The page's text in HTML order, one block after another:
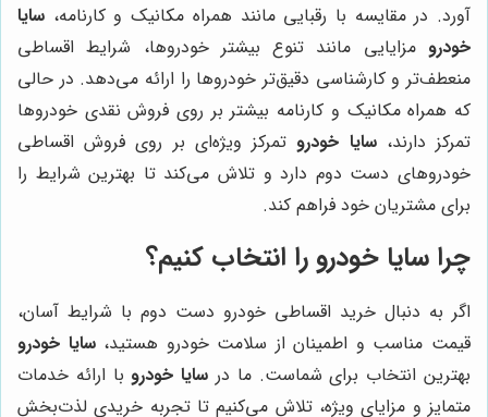
آورد. در مقایسه با رقبایی مانند همراه مکانیک و کارنامه، سایا
خودرو مزایایی مانند تنوع بیشتر خودروها، شرایط اقساطی
منعطف‌تر و کارشناسی دقیق‌تر خودروها را ارائه می‌دهد. در حالی
که همراه مکانیک و کارنامه بیشتر بر روی فروش نقدی خودروها
تمرکز دارند،سایا خودرو تمرکز ویژه‌ای بر روی فروش اقساطی
خودروهای دست دوم دارد و تلاش می‌کند تا بهترین شرایط را
برای مشتریان خود فراهم کند.
چرا سایا خودرو را انتخاب کنیم؟
اگر به دنبال خرید اقساطی خودرو دست دوم با شرایط آسان،
قیمت مناسب و اطمینان از سلامت خودرو هستید،سایا خودرو
بهترین انتخاب برای شماست. ما در سایا خودرو با ارائه خدمات
متمایز و مزایای ویژه، تلاش می‌کنیم تا تجربه خریدی لذت‌بخش